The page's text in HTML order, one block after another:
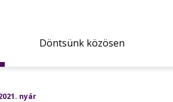
Döntsünk közösen
nyár